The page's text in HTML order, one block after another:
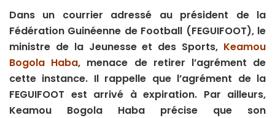
Dans un courrier adressé au président de la
Fédération Guinéenne de Football (FEGUIFOOT), le
ministre de la Jeunesse et des Sports, Keamou
Bogola Haba, menace de retirer l’agrément de
cette instance. Il rappelle que l’agrément de la
FEGUIFOOT est arrivé à expiration. Par ailleurs,
Keamou Bogola Haba précise que son